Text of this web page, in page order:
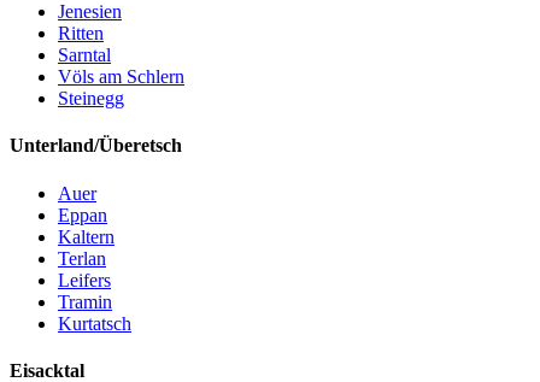
Jenesien
Ritten
Sarntal
Völs am Schlern
Steinegg
Unterland/Überetsch
Auer
Eppan
Kaltern
Terlan
Leifers
Tramin
Kurtatsch
Eisacktal